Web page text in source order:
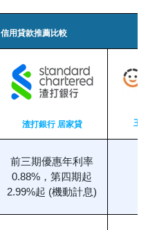
信用貸款推薦比較
渣打銀行 居家貸 王
前三期優惠年利率
0.88%，第四期起
2.99%起 (機動計息)